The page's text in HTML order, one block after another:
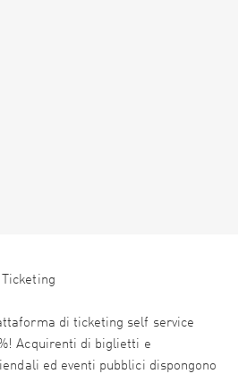
Ticketing
di ticketing self service
Acquirenti di biglietti e
ed eventi pubblici dispongono